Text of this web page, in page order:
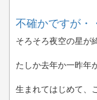
不確かですが・
そろそろ夜空の星が
たしか去年か一昨年
生まれてはじめて、